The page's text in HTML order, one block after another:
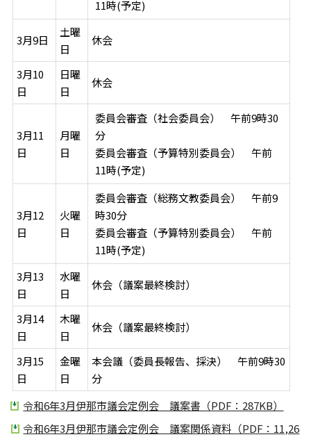
11時(予定)
3月9日
土曜
日
休会
3月10
日
日曜
日
休会
3月11
日
月曜
日
委員会審査（社会委員会） 午前9時30
分
委員会審査（予算特別委員会） 午前
11時(予定)
3月12
日
火曜
日
委員会審査（総務文教委員会） 午前9
時30分
委員会審査（予算特別委員会） 午前
11時(予定)
3月13
日
水曜
日
休会（議案最終検討）
3月14
日
木曜
日
休会（議案最終検討）
3月15
日
金曜
日
本会議（委員長報告、採決） 午前9時30
分
令和6年3月伊那市議会定例会 議案書（PDF：287KB）
令和6年3月伊那市議会定例会 議案関係資料（PDF：11,26